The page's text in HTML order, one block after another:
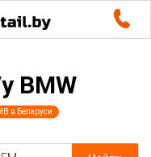
BMW
в Беларуси